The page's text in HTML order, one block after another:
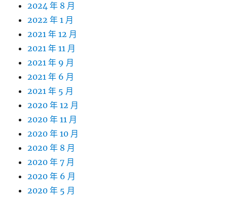
2024 年 8 月
2022 年 1 月
2021 年 12 月
2021 年 11 月
2021 年 9 月
2021 年 6 月
2021 年 5 月
2020 年 12 月
2020 年 11 月
2020 年 10 月
2020 年 8 月
2020 年 7 月
2020 年 6 月
2020 年 5 月